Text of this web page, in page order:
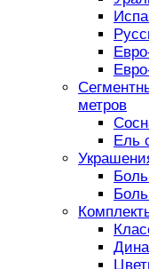
метров
Ель